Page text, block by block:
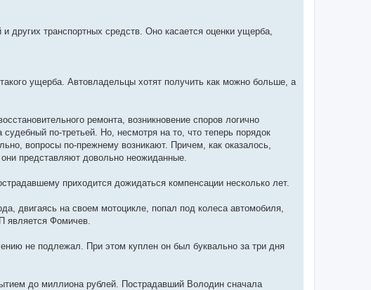
транспортных средств. Оно касается оценки ущерба,
ущерба. Автовладельцы хотят получить как можно больше, а
ремонта, возникновение споров логично
по-третьей. Но, несмотря на то, что теперь порядок
вопросы по-прежнему возникают. Причем, как оказалось,
представляют довольно неожиданные.
приходится дожидаться компенсации несколько лет.
двигаясь на своем мотоцикле, попал под колеса автомобиля,
является Фомичев.
не подлежал. При этом куплен он был буквально за три дня
до миллиона рублей. Пострадавший Володин сначала